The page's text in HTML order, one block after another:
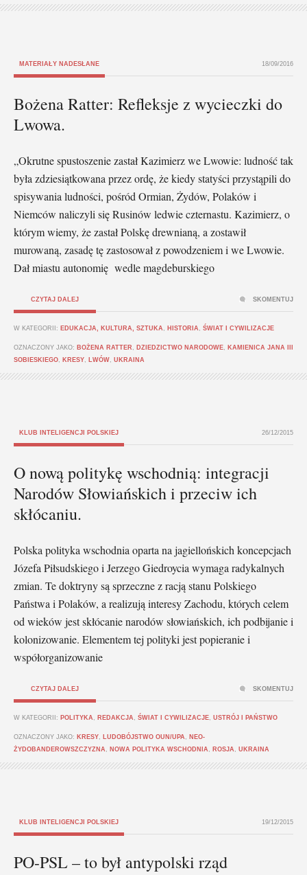
MATERIAŁY NADESŁANE 18/09/2016
Bożena Ratter: Refleksje z wycieczki do
Lwowa.
„Okrutne spustoszenie zastał Kazimierz we Lwowie: ludność tak
była zdziesiątkowana przez ordę, że kiedy statyści przystąpili do
spisywania ludności, pośród Ormian, Żydów, Polaków i
Niemców naliczyli się Rusinów ledwie czternastu. Kazimierz, o
którym wiemy, że zastał Polskę drewnianą, a zostawił
murowaną, zasadę tę zastosował z powodzeniem i we Lwowie.
Dał miastu autonomię wedle magdeburskiego
CZYTAJ DALEJ
W KATEGORII: EDUKACJA, KULTURA, SZTUKA HISTORIA ŚWIAT I CYWILIZACJE
OZNACZONY JAKO: BOŻENA RATTER DZIEDZICTWO NARODOWE
KAMIENICA JANA III
SOBIESKIEGO
KRESY LWÓW UKRAINA
SKOMENTUJ
KLUB INTELIGENCJI POLSKIEJ 26/12/2015
O nową politykę wschodnią: integracji
Narodów Słowiańskich i przeciw ich
skłócaniu.
Polska polityka wschodnia oparta na jagiellońskich koncepcjach
Józefa Piłsudskiego i Jerzego Giedroycia wymaga radykalnych
zmian. Te doktryny są sprzeczne z racją stanu Polskiego
Państwa i Polaków, a realizują interesy Zachodu, których celem
od wieków jest skłócanie narodów słowiańskich, ich podbijanie i
kolonizowanie. Elementem tej polityki jest popieranie i
współorganizowanie
CZYTAJ DALEJ
W KATEGORII: POLITYKA REDAKCJA ŚWIAT I CYWILIZACJE USTRÓJ I PAŃSTWO
OZNACZONY JAKO: KRESY LUDOBÓJSTWO OUN/UPA
NEO-
ŻYDOBANDEROWSZCZYZNA
NOWA POLITYKA WSCHODNIA ROSJA UKRAINA
SKOMENTUJ
KLUB INTELIGENCJI POLSKIEJ 19/12/2015
PO-PSL – to był antypolski rząd